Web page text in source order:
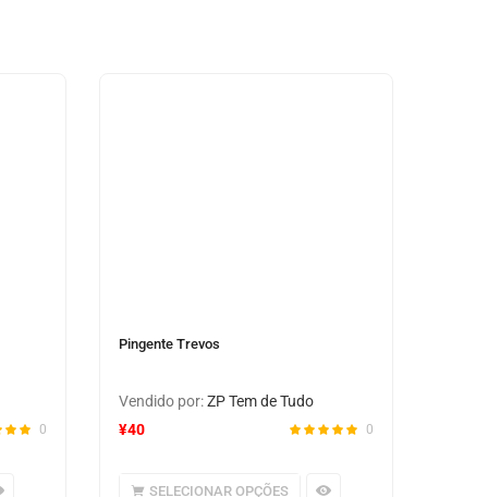
0
Pingente Trevos
Vendido por:ZP Tem de Tudo
0
¥40
SELECIONAR OPÇÕES